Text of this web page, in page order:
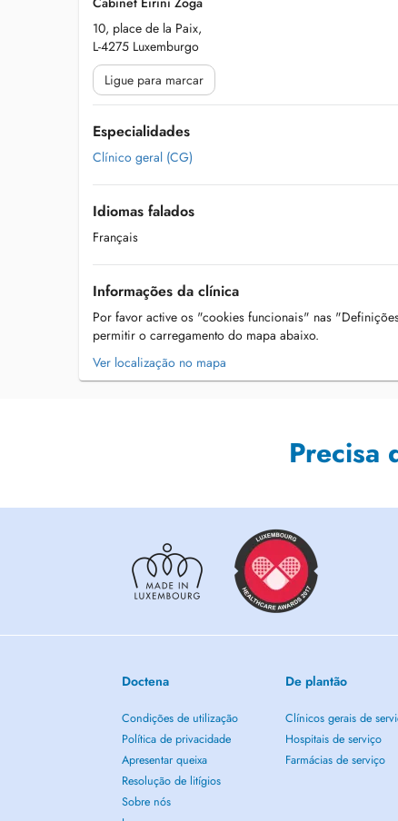
10, place de la Paix,
L-4275 Luxemburgo
Ligue para marcar
Especialidades
Clínico geral (CG)
Idiomas falados
Français
Informações da clínica
Por favor active os "cookies funcionais" nas
permitir o carregamento do mapa abaixo.
Ver localização no mapa
Precisa
Doctena
Condições de utilização
Política de privacidade
Apresentar queixa
Resolução de litígios
Sobre nós
De plantão
Clínicos gerais de
Hospitais de serviço
Farmácias de serviço